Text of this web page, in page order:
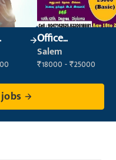
Office
Maintenance
Staff
Salem
₹18000 - ₹25000